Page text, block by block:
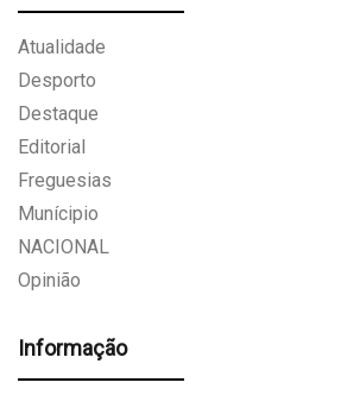
Atualidade
Desporto
Destaque
Editorial
Freguesias
Munícipio
NACIONAL
Opinião
Informação